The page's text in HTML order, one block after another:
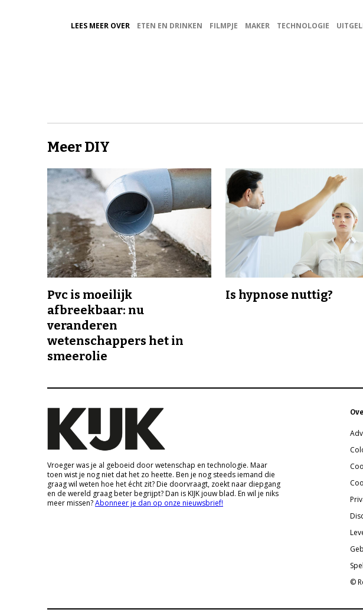
LEES MEER OVER ETEN EN DRINKEN FILMPJE MAKER TECHNOLOGIE
Meer DIY
Pvc is moeilijk
afbreekbaar: nu
veranderen
wetenschappers het in
smeerolie
Is hypnose nuttig?
Vroeger was je al geboeid door wetenschap en technologie. Maar
toen wist je nog niet dat het zo heette. Ben je nog steeds iemand die
graag wil weten hoe het écht zit? Die doorvraagt, zoekt naar diepgang
en de wereld graag beter begrijpt? Dan is KIJK jouw blad. En wil je niks
meer missen?Abonneer je dan op onze nieuwsbrief!
©